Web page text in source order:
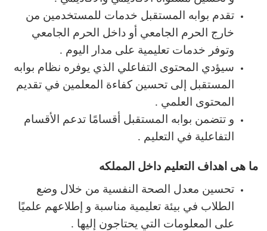
تقدم بوابه المستقبل خدمات للمستخدمين من
خارج الحرم الجامعي أو داخل الحرم الجامعي
وتوفر خدمات تعليمية على مدار اليوم .
سيؤدي المحتوى التفاعلي الذي يوفره نظام بوابه
المستقبل إلى تحسين كفاءة المعلمين في تقديم
المحتوى العلمي .
و تتضمن بوابه المستقبل أقسامًا تدعم الأقسام
التفاعلية في التعليم .
ما هى اهداف التعليم داخل المملكه
تحسين معدل الصحة النفسية من خلال وضع
الطلاب في بيئة تعليمية مناسبة و إطلاعهم علميًا
على المعلومات التي يحتاجون إليها .